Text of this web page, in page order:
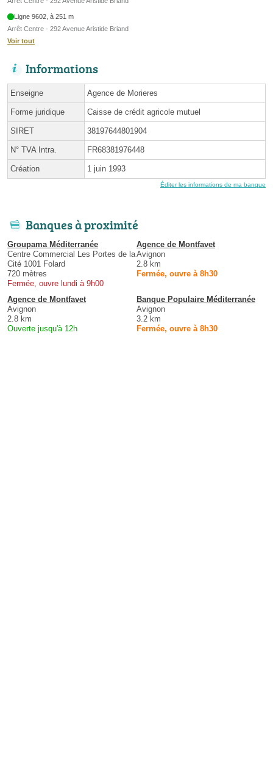
Ligne 9602, à 251 m
Arrêt Centre - 292 Avenue Aristide Briand
Voir tout
Informations
Enseigne Agence de Morieres
Forme juridique Caisse de crédit agricole mutuel
SIRET 38197644801904
N° TVA Intra. FR68381976448
Création 1 juin 1993
Éditer les informations de ma banque
Banques à proximité
Groupama Méditerranée
Centre Commercial Les Portes de la
Cité 1001 Folard
720 mètres
Fermée, ouvre lundi à 9h00
Agence de Montfavet
Avignon
2.8 km
Fermée, ouvre à 8h30
Agence de Montfavet
Avignon
2.8 km
Ouverte jusqu'à 12h
Banque Populaire Méditerranée
Avignon
3.2 km
Fermée, ouvre à 8h30